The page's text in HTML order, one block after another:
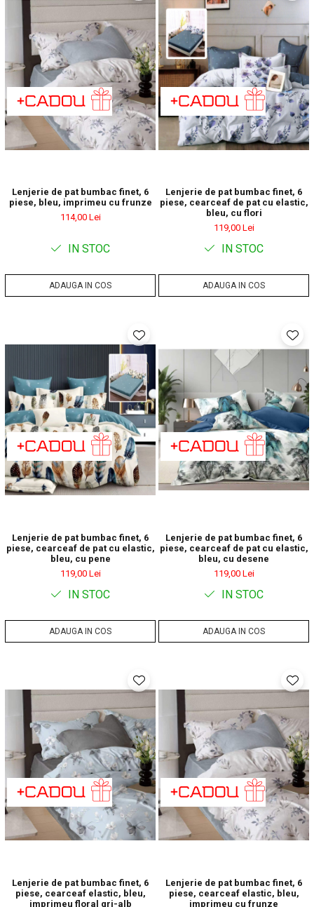
Lenjerie de pat bumbac finet, 6
piese, bleu, imprimeu cu frunze
114,00 Lei
IN STOC
ADAUGA IN COS
Lenjerie de pat bumbac finet, 6
piese, cearceaf de pat cu elastic,
bleu, cu flori
119,00 Lei
IN STOC
ADAUGA IN COS
Lenjerie de pat bumbac finet, 6
piese, cearceaf de pat cu elastic,
bleu, cu pene
119,00 Lei
IN STOC
ADAUGA IN COS
Lenjerie de pat bumbac finet, 6
piese, cearceaf de pat cu elastic,
bleu, cu desene
119,00 Lei
IN STOC
ADAUGA IN COS
Lenjerie de pat bumbac finet, 6
piese, cearceaf elastic, bleu,
imprimeu floral gri-alb
Lenjerie de pat bumbac finet, 6
piese, cearceaf elastic, bleu,
imprimeu cu frunze